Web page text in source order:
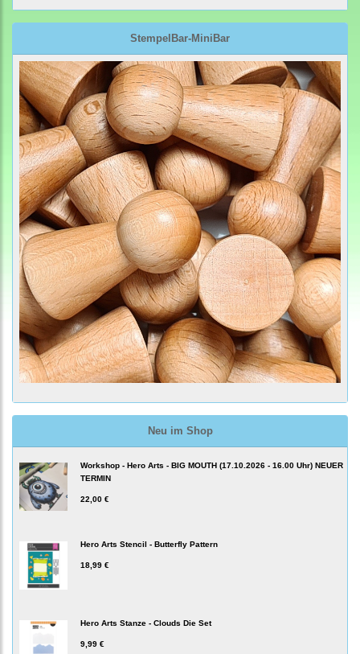
StempelBar-MiniBar
Neu im Shop
Workshop - Hero Arts - BIG MOUTH (17.10.2026 - 16.00 Uhr) NEUER
TERMIN
22,00 €
Hero Arts Stencil - Butterfly Pattern
18,99 €
Hero Arts Stanze - Clouds Die Set
9,99 €